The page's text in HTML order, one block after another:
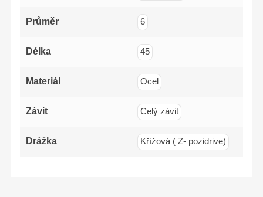
Průměr 6
Délka 45
Materiál Ocel
Závit Celý závit
Drážka Křížová ( Z- pozidrive)